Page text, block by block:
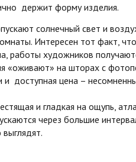
держит форму изделия.
солнечный свет и
Интересен тот факт,
работы художников
«оживают» на шторах с
и доступная цена –
и гладкая на ощупь,
через большие